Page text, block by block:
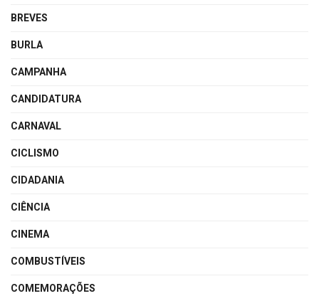
BREVES
BURLA
CAMPANHA
CANDIDATURA
CARNAVAL
CICLISMO
CIDADANIA
CIÊNCIA
CINEMA
COMBUSTÍVEIS
COMEMORAÇÕES